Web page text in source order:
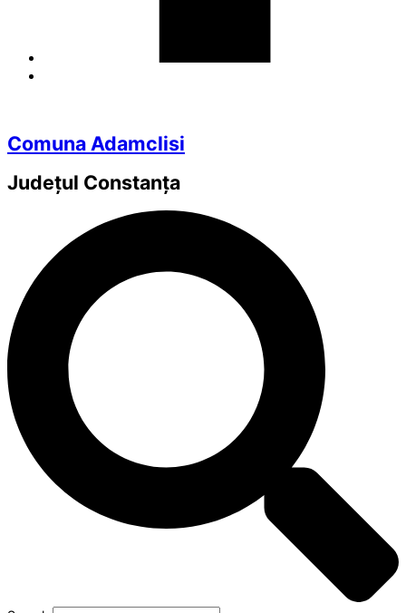
Comuna Adamclisi
Județul Constanța